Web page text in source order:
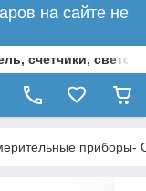
на сайте не
счетчики,
приборы-